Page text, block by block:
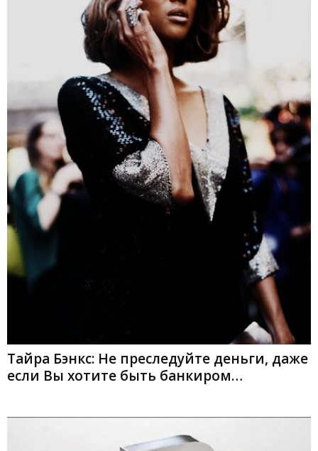
Тайра Бэнкс: Не преследуйте деньги, даже
если Вы хотите быть банкиром…